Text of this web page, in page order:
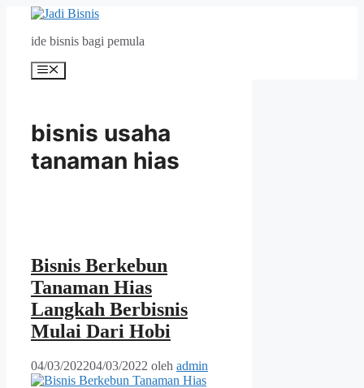
Langsung
ide bisnis bagi pemula
Menu
bisnis usaha
tanaman hias
Bisnis Berkebun
Tanaman Hias
Langkah Berbisnis
Mulai Dari Hobi
04/03/202204/03/2022 oleh admin